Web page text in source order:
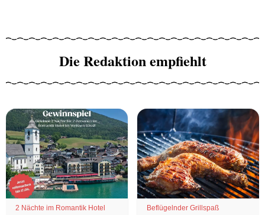
Die Redaktion empfiehlt
2 Nächte im Romantik Hotel Beflügelnder Grillspaß